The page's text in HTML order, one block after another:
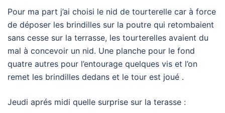
Pour ma part j’ai choisi le nid de tourterelle car à force
de déposer les brindilles sur la poutre qui retombaient
sans cesse sur la terrasse, les tourterelles avaient du
mal à concevoir un nid. Une planche pour le fond
quatre autres pour l’entourage quelques vis et l’on
remet les brindilles dedans et le tour est joué .
Jeudi aprés midi quelle surprise sur la terasse :